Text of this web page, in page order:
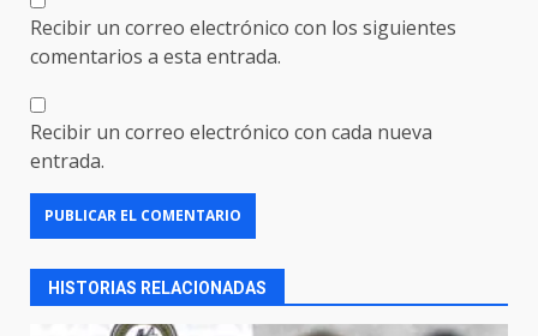
Recibir un correo electrónico con los siguientes
comentarios a esta entrada.
Recibir un correo electrónico con cada nueva
entrada.
HISTORIAS RELACIONADAS